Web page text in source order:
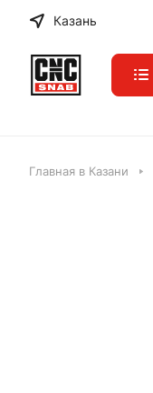
Казань
Главная в Казани